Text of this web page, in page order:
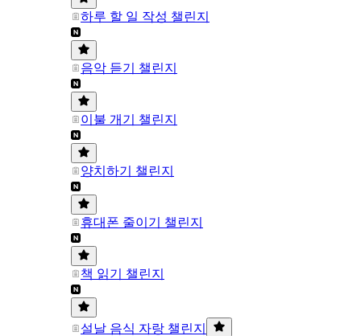
하루 할 일 작성 챌린지
음악 듣기 챌린지
이불 개기 챌린지
양치하기 챌린지
휴대폰 줄이기 챌린지
책 읽기 챌린지
설날 음식 자랑 챌린지